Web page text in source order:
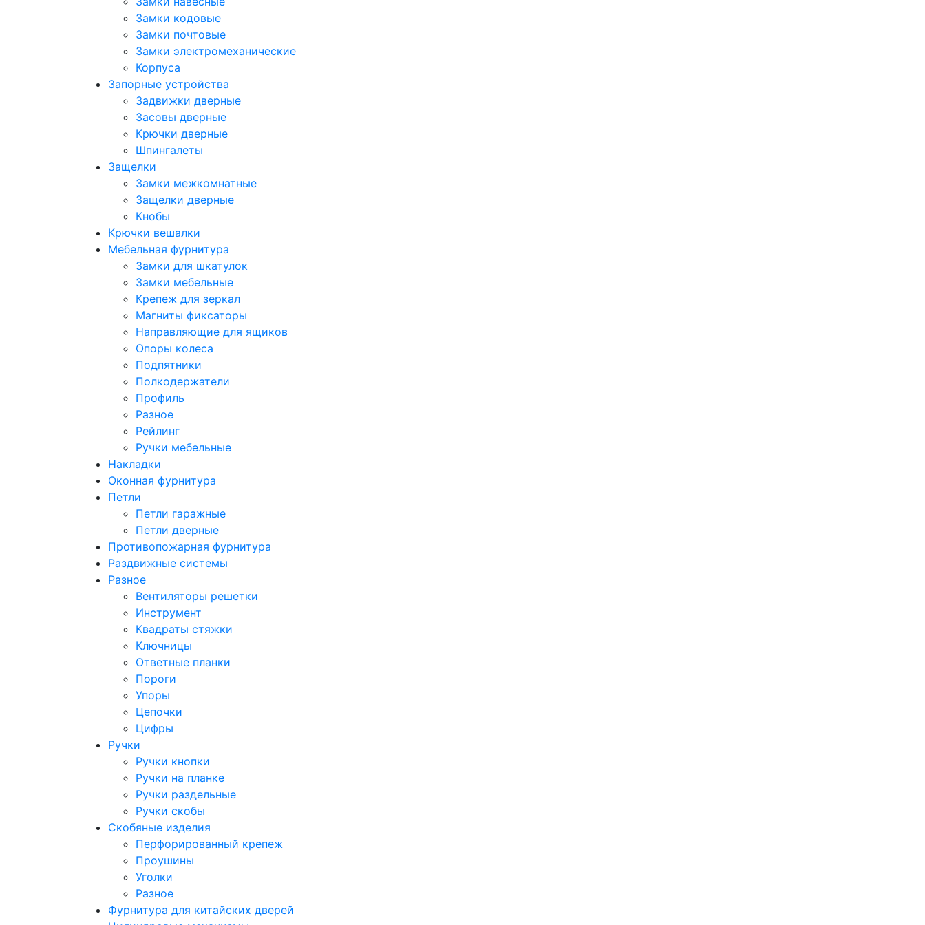
Замки кодовые
Замки почтовые
Замки электромеханические
Корпуса
Запорные устройства
Задвижки дверные
Засовы дверные
Крючки дверные
Шпингалеты
Защелки
Замки межкомнатные
Защелки дверные
Кнобы
Крючки вешалки
Мебельная фурнитура
Замки для шкатулок
Замки мебельные
Крепеж для зеркал
Магниты фиксаторы
Направляющие для ящиков
Опоры колеса
Подпятники
Полкодержатели
Профиль
Разное
Рейлинг
Ручки мебельные
Накладки
Оконная фурнитура
Петли
Петли гаражные
Петли дверные
Противопожарная фурнитура
Раздвижные системы
Разное
Вентиляторы решетки
Инструмент
Квадраты стяжки
Ключницы
Ответные планки
Пороги
Упоры
Цепочки
Цифры
Ручки
Ручки кнопки
Ручки на планке
Ручки раздельные
Ручки скобы
Скобяные изделия
Перфорированный крепеж
Проушины
Уголки
Разное
Фурнитура для китайских дверей